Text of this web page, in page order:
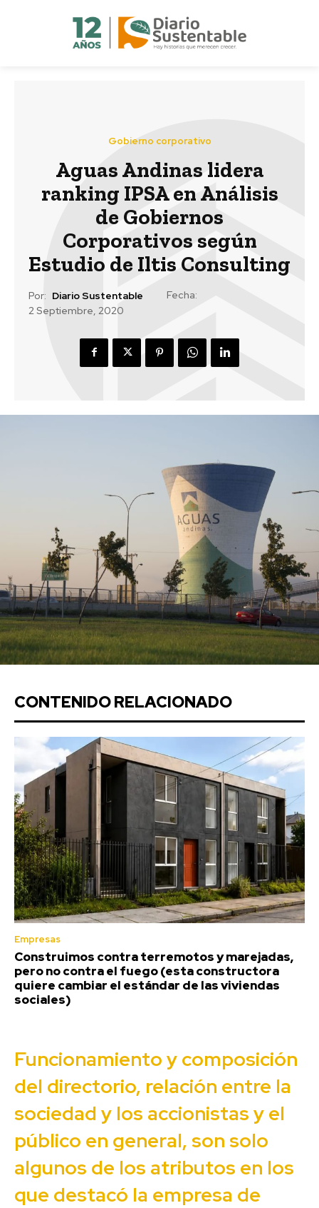
Gobierno corporativo
Aguas Andinas lidera
ranking IPSA en Análisis
de Gobiernos
Corporativos según
Estudio de Iltis Consulting
Por: Diario Sustentable
Fecha:
2 Septiembre, 2020
CONTENIDO RELACIONADO
Empresas
Construimos contra terremotos y marejadas,
pero no contra el fuego (esta constructora
quiere cambiar el estándar de las viviendas
sociales)
Funcionamiento y composición
del directorio, relación entre la
sociedad y los accionistas y el
público en general, son solo
algunos de los atributos en los
que destacó la empresa de